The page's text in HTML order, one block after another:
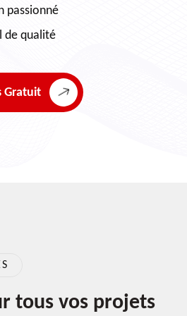
passionné
de qualité
Gratuit
tous vos projets